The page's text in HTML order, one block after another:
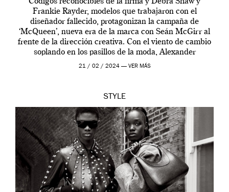
Frankie Rayder, modelos que trabajaron con el
diseñador fallecido, protagonizan la campaña de
‘McQueen’, nueva era de la marca con Seán McGirr al
frente de la dirección creativa. Con el viento de cambio
soplando en los pasillos de la moda, Alexander
McQueen se prepara para una […]
21 / 02 / 2024 — VER MÁS
STYLE